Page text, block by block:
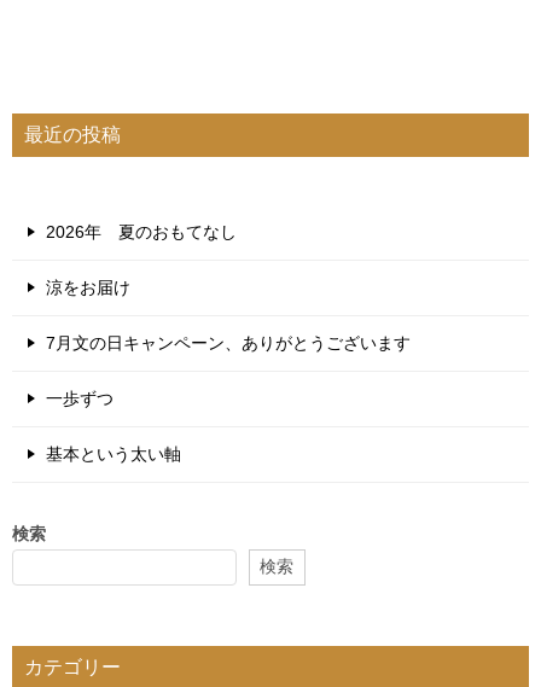
最近の投稿
2026年 夏のおもてなし
涼をお届け
7月文の日キャンペーン、ありがとうございます
一歩ずつ
基本という太い軸
検索
検索
カテゴリー